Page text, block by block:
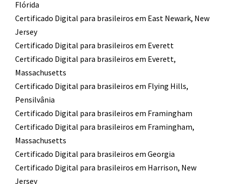
Flórida
Certificado Digital para brasileiros em East Newark, New
Jersey
Certificado Digital para brasileiros em Everett
Certificado Digital para brasileiros em Everett,
Massachusetts
Certificado Digital para brasileiros em Flying Hills,
Pensilvânia
Certificado Digital para brasileiros em Framingham
Certificado Digital para brasileiros em Framingham,
Massachusetts
Certificado Digital para brasileiros em Georgia
Certificado Digital para brasileiros em Harrison, New
Jersey